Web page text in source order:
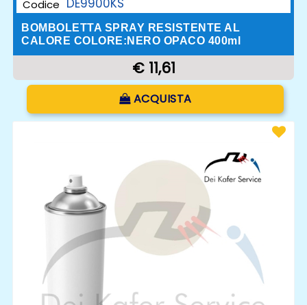
Codice DE9900KS
BOMBOLETTA SPRAY RESISTENTE AL
CALORE COLORE:NERO OPACO 400ml
€ 11,61
Quantità
ACQUISTA